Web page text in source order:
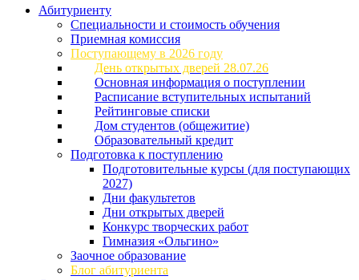
Абитуриенту
Специальности и стоимость обучения
Приемная комиссия
Поступающему в 2026 году
День открытых дверей 28.07.26
Основная информация о поступлении
Расписание вступительных испытаний
Рейтинговые списки
Дом студентов (общежитие)
Образовательный кредит
Подготовка к поступлению
Подготовительные курсы (для поступающих
2027)
Дни факультетов
Дни открытых дверей
Конкурс творческих работ
Гимназия «Ольгино»
Заочное образование
Блог абитуриента